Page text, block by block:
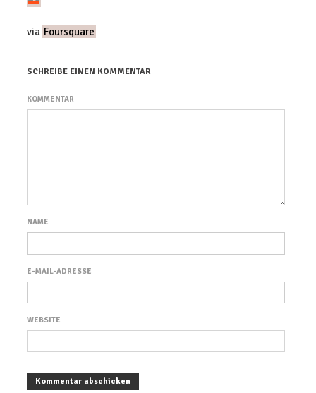
via Foursquare
SCHREIBE EINEN KOMMENTAR
KOMMENTAR
NAME
E-MAIL-ADRESSE
WEBSITE